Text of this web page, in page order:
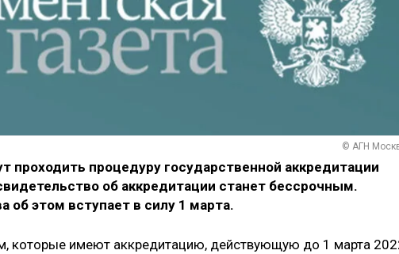
© АГН
проходить процедуру государственной аккредитации
об аккредитации станет бессрочным.
об этом вступает в силу 1 марта.
которые имеют аккредитацию, действующую до 1 марта